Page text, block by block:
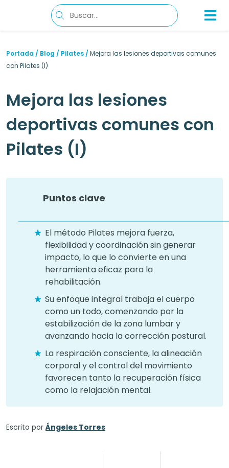
Portada / Blog / Pilates / Mejora las lesiones deportivas comunes
con Pilates (I)
Mejora las lesiones
deportivas comunes con
Pilates (I)
Puntos clave
El método Pilates mejora fuerza,
flexibilidad y coordinación sin generar
impacto, lo que lo convierte en una
herramienta eficaz para la
rehabilitación.
Su enfoque integral trabaja el cuerpo
como un todo, comenzando por la
estabilización de la zona lumbar y
avanzando hacia la corrección postural.
La respiración consciente, la alineación
corporal y el control del movimiento
favorecen tanto la recuperación física
como la relajación mental.
Escrito por Ángeles Torres